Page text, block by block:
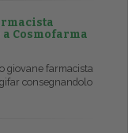
Cosmofarma
giovane farmacista
consegnandolo